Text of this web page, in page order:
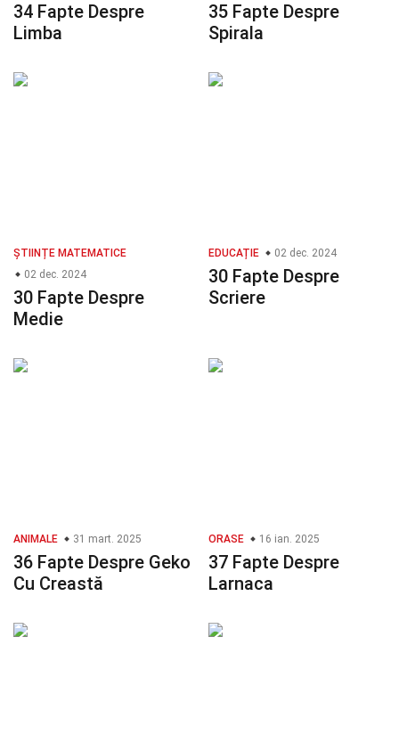
34 Fapte Despre
Limba
35 Fapte Despre
Spirala
ȘTIINȚE MATEMATICE
02 dec. 2024
30 Fapte Despre
Medie
EDUCAȚIE 02 dec. 2024
30 Fapte Despre
Scriere
ANIMALE 31 mart. 2025
36 Fapte Despre Geko
Cu Creastă
ORASE 16 ian. 2025
37 Fapte Despre
Larnaca